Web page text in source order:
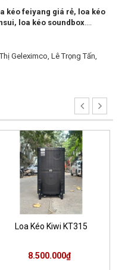
kéo feiyang giá rẻ, loa kéo
, loa kéo soundbox
Geleximco, Lê Trọng Tấn,
Loa Kéo Kiwi KT315
8.500.000₫